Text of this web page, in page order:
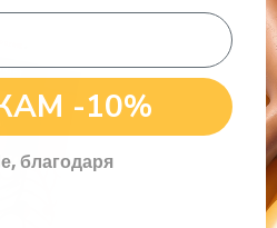
-10%
благодаря